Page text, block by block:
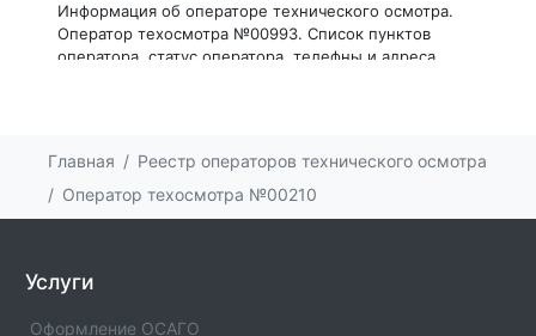
Информация об операторе технического осмотра.
Оператор техосмотра №00993. Список пунктов
оператора, статус оператора, телефны и адреса.
Оператор техосмотра №00991. Список пунктов
оператора, статус оператора, телефны и адреса.
Оператор техосмотра №00990. Список пунктов
Главная
Реестр операторов технического осмотра
Оператор техосмотра №00210
Услуги
Оформление ОСАГО